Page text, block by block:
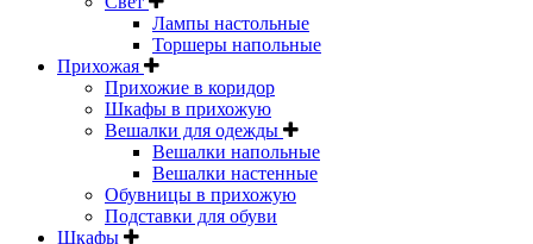
Лампы настольные
Торшеры напольные
Прихожая
Прихожие в коридор
Шкафы в прихожую
Вешалки для одежды
Вешалки напольные
Вешалки настенные
Обувницы в прихожую
Подставки для обуви
Шкафы